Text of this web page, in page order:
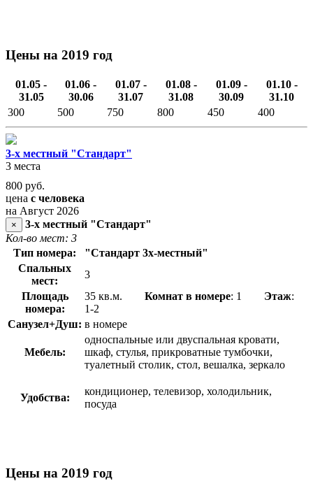
Цены на 2019 год
01.05 -
31.05
01.06 -
30.06
01.07 -
31.07
01.08 -
31.08
01.09 -
30.09
01.10 -
31.10
300
500 750 800 450 400
3-х местный "Стандарт"
3 места
800 руб.
цена с человека
на Август 2026
×
3-х местный "Стандарт"
Кол-во мест: 3
Тип номера:
"Стандарт 3х-местный"
Спальных
мест:
3
Площадь
номера:
35 кв.м. Комнат в номере: 1 Этаж:
1-2
Санузел+Душ: в номере
Мебель:
односпальные или двуспальная кровати,
шкаф, стулья, прикроватные тумбочки,
туалетный столик, стол, вешалка, зеркало
Удобства:
кондиционер, телевизор, холодильник,
посуда
Цены на 2019 год